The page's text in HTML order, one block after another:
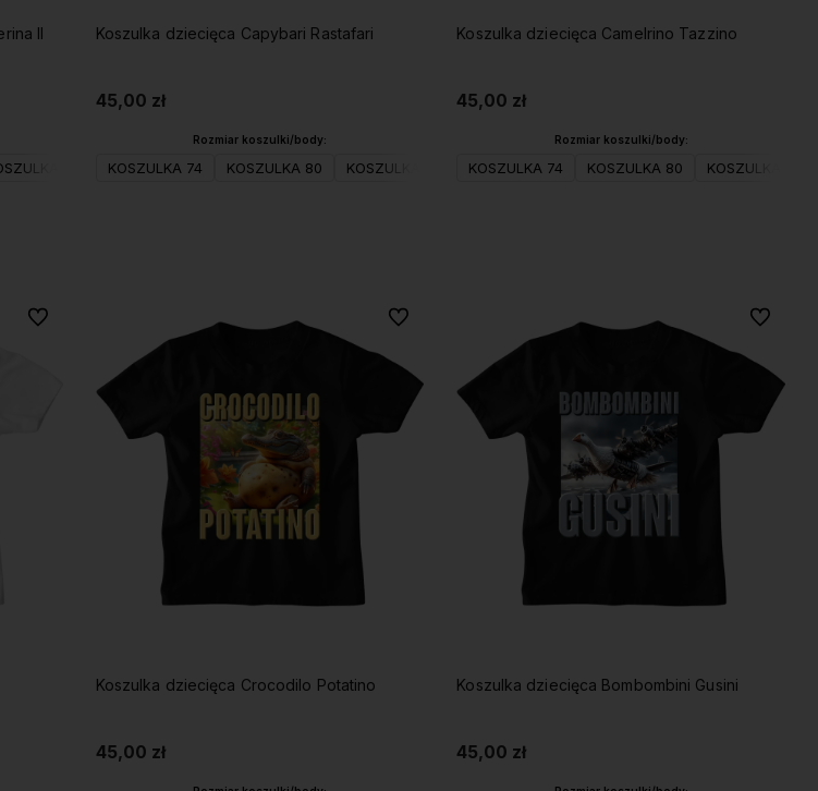
II
98 KOSZULKA 104(XS) KOSZULKA 116(S) KOSZULKA 128(M) KOSZULKA 140(L) KOSZULKA 152(XL)
Koszulka dziecięca Capybari Rastafari
45,00 zł
Rozmiar koszulki/body:
KOSZULKA 74 KOSZULKA 80 KOSZULKA 98 KOSZULKA 104(XS) KOSZULKA 116(S)
Koszulka dziecięca Camelrino Tazzino
45,00 zł
Rozmiar koszulki/body:
KOSZULKA 74 KOSZULKA 80 KOSZULKA 98
Do ulubionych
Koszulka dziecięca Crocodilo Potatino
45,00 zł
Do ulubionych
Koszulka dziecięca Bombombini Gusini
45,00 zł
Do